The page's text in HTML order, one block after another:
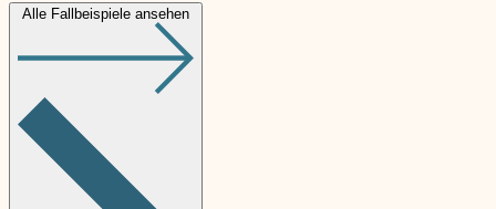
Alle Fallbeispiele ansehen